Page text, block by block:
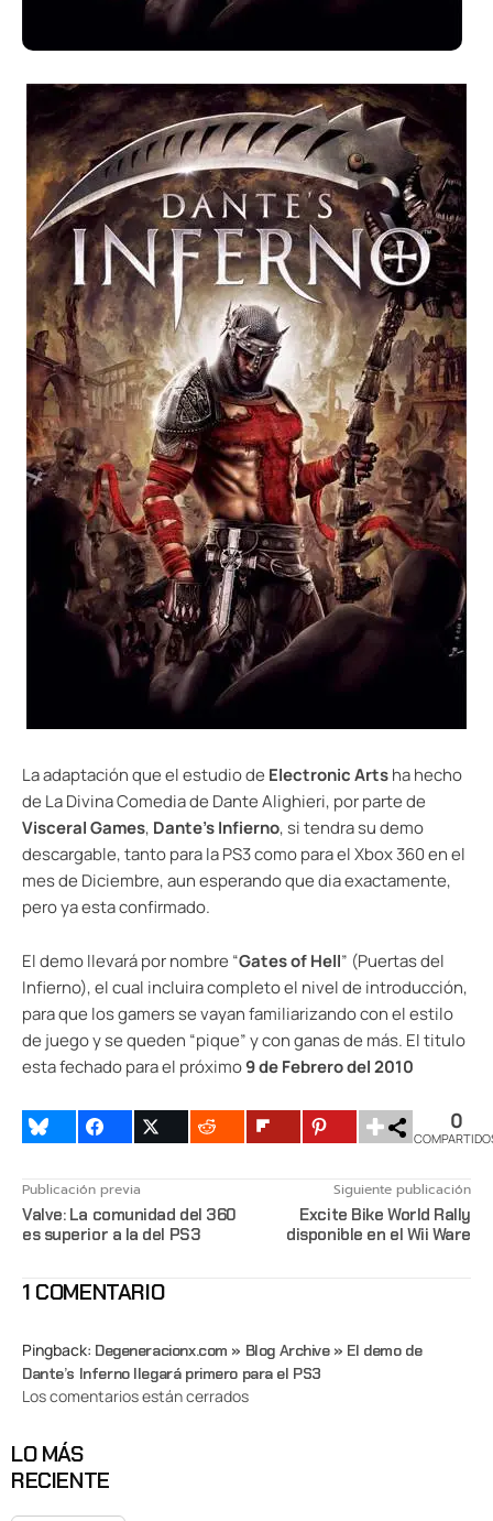
La adaptación que el estudio de Electronic Artsha hecho
de La Divina Comedia de Dante Alighieri, por parte de
Visceral Games, Dante’s Infierno, si tendra su demo
descargable, tanto para la PS3 como para el Xbox 360 en el
mes de Diciembre, aun esperando que dia exactamente,
pero ya esta confirmado.
El demo llevará por nombre “Gates of Hell” (Puertas del
Infierno), el cual incluira completo el nivel de introducción,
para que los gamers se vayan familiarizando con el estilo
de juego y se queden “pique” y con ganas de más. El titulo
esta fechado para el próximo9 de Febrero del 2010
0
Publicación previa
Valve: La comunidad del 360
es superior a la del PS3
Siguiente publicación
Excite Bike World Rally
disponible en el Wii Ware
1 COMENTARIO
Pingback: Degeneracionx.com » Blog Archive » El demo de
Dante’s Inferno llegará primero para el PS3
Los comentarios están cerrados
LO MÁS
RECIENTE